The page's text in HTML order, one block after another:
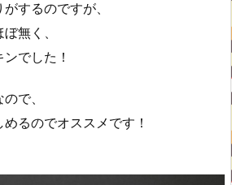
するのですが、
無く、
でした！
で、
るのでオススメです！